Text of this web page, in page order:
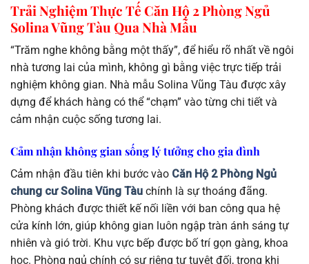
Trải Nghiệm Thực Tế Căn Hộ 2 Phòng Ngủ
Solina Vũng Tàu Qua Nhà Mẫu
“Trăm nghe không bằng một thấy”, để hiểu rõ nhất về ngôi
nhà tương lai của mình, không gì bằng việc trực tiếp trải
nghiệm không gian. Nhà mẫu Solina Vũng Tàu được xây
dựng để khách hàng có thể “chạm” vào từng chi tiết và
cảm nhận cuộc sống tương lai.
Cảm nhận không gian sống lý tưởng cho gia đình
Cảm nhận đầu tiên khi bước vào Căn Hộ 2 Phòng Ngủ
chung cư Solina Vũng Tàu chính là sự thoáng đãng.
Phòng khách được thiết kế nối liền với ban công qua hệ
cửa kính lớn, giúp không gian luôn ngập tràn ánh sáng tự
nhiên và gió trời. Khu vực bếp được bố trí gọn gàng, khoa
học. Phòng ngủ chính có sự riêng tư tuyệt đối, trong khi